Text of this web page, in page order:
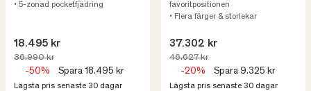
• 5-zonad pocketfjädring
18.495 kr
36.990 kr
-50% Spara 18.495 kr
Lägsta pris senaste 30 dagar
favoritpositionen
• Flera färger & storlekar
37.302 kr
46.627 kr
-20% Spara 9.325 kr
Lägsta pris senaste 30 dagar